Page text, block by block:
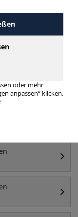
oder mehr
anpassen“ klicken.